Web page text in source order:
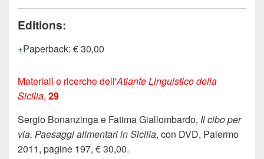
Editions:
Paperback: € 30,00
Materiali e ricerche dell'Atlante Linguistico della
Sicilia, 29
Sergio Bonanzinga e Fatima Giallombardo, Il cibo per
via. Paesaggi alimentari in Sicilia, con DVD, Palermo
2011, pagine 197, € 30,00.